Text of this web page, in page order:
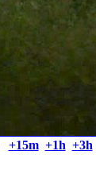
+15m +1h +3h